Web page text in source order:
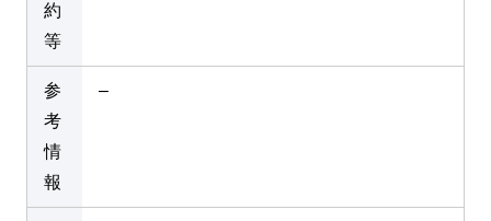
約
等
参
考
情
報
–